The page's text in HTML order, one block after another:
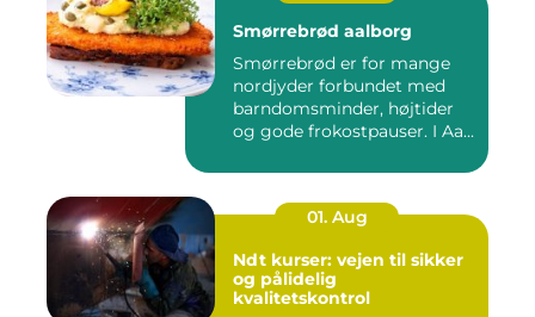
Smørrebrød aalborg
Smørrebrød er for mange
nordjyder forbundet med
barndomsminder, højtider
og gode frokostpauser. I Aa...
01. Aug
Ndt kurser: vejen til sikker
og pålidelig
kvalitetskontrol